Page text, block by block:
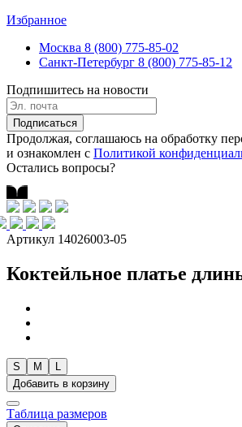
Избранное
Москва 8 (800) 775-85-02
Санкт-Петербург 8 (800) 775-85-12
Подпишитесь на новости
Подписаться
Продолжая, соглашаюсь на обработку
и ознакомлен с Политикой
Остались вопросы?
Артикул 14026003-05
Коктейльное платье
S M
Добавить в корзину
Таблица размеров